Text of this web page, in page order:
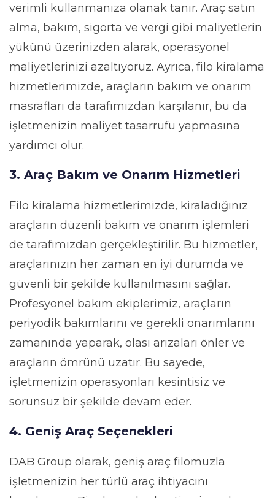
verimli kullanmanıza olanak tanır. Araç satın
alma, bakım, sigorta ve vergi gibi maliyetlerin
yükünü üzerinizden alarak, operasyonel
maliyetlerinizi azaltıyoruz. Ayrıca, filo kiralama
hizmetlerimizde, araçların bakım ve onarım
masrafları da tarafımızdan karşılanır, bu da
işletmenizin maliyet tasarrufu yapmasına
yardımcı olur.
3. Araç Bakım ve Onarım Hizmetleri
Filo kiralama hizmetlerimizde, kiraladığınız
araçların düzenli bakım ve onarım işlemleri
de tarafımızdan gerçekleştirilir. Bu hizmetler,
araçlarınızın her zaman en iyi durumda ve
güvenli bir şekilde kullanılmasını sağlar.
Profesyonel bakım ekiplerimiz, araçların
periyodik bakımlarını ve gerekli onarımlarını
zamanında yaparak, olası arızaları önler ve
araçların ömrünü uzatır. Bu sayede,
işletmenizin operasyonları kesintisiz ve
sorunsuz bir şekilde devam eder.
4. Geniş Araç Seçenekleri
DAB Group olarak, geniş araç filomuzla
işletmenizin her türlü araç ihtiyacını